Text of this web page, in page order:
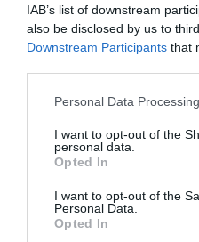
IAB’s list of downstream
also be disclosed by us to
Downstream Participants that
Personal Data
I want to opt-out of the
personal data.
Opted In
I want to opt-out of the
Personal Data.
Opted In
двуспальной кроватью,
Трехкомнатные апартаменты для 5
Услуги,
мелкими животными
Многоязычный персонал
Читальный зал
Услуги за
Гараж на парковке отеля
Трансфер из/до аэропорта
Звукоизолированные номера
Номера для некурящих